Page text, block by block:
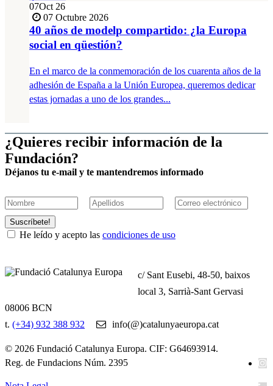
07Oct 26
07 Octubre 2026
40 años de modelp compartido: ¿la Europa
social en qüestión?
En el marco de la conmemoración de los cuarenta años de la
adhesión de España a la Unión Europea, queremos dedicar
estas jornadas a uno de los grandes...
¿Quieres recibir información de la
Fundación?
Déjanos tu e-mail y te mantendremos informado
Suscríbete!
He leído y acepto las condiciones de uso
c/ Sant Eusebi, 48-50, baixos
local 3, Sarrià-Sant Gervasi
08006 BCN
t. (+34) 932 388 932 info(@)catalunyaeuropa.cat
© 2026 Fundació Catalunya Europa. CIF: G64693914.
Reg. de Fundacions Núm. 2395